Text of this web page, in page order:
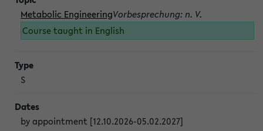
Metabolic EngineeringVorbesprechung: n. V.
Course taught in English
S
by appointment [12.10.2026-05.02.2027]